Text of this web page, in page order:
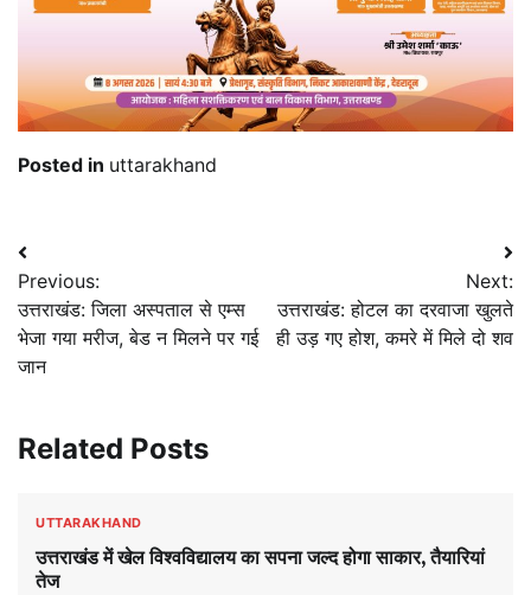
Posted in uttarakhand
Post
navigation
Previous:
उत्तराखंड: जिला अस्पताल से एम्स
भेजा गया मरीज, बेड न मिलने पर गई
जान
Next:
उत्तराखंड: होटल का दरवाजा खुलते
ही उड़ गए होश, कमरे में मिले दो शव
Related Posts
UTTARAKHAND
उत्तराखंड में खेल विश्वविद्यालय का सपना जल्द होगा साकार, तैयारियां
तेज